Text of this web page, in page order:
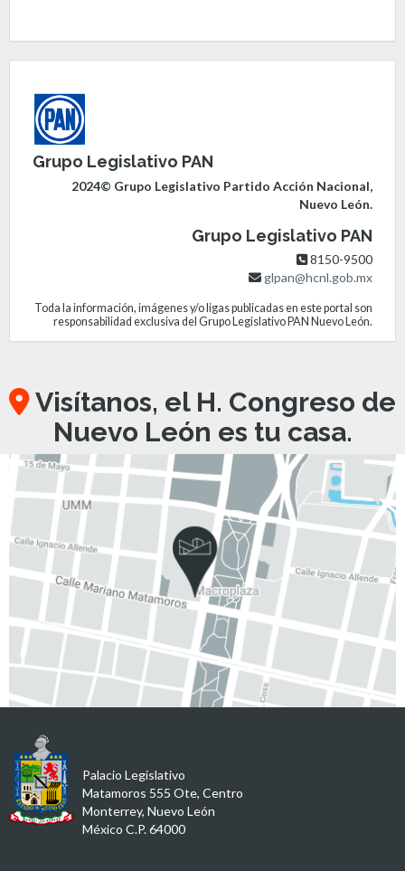
Grupo Legislativo PAN
2024© Grupo Legislativo Partido Acción Nacional,
Nuevo León.
Grupo Legislativo PAN
8150-9500
glpan@hcnl.gob.mx
Toda la información, imágenes y/o ligas publicadas en este portal son
responsabilidad exclusiva del Grupo Legislativo PAN Nuevo León.
Visítanos, el H. Congreso de
Nuevo León es tu casa.
Palacio Legislativo
Matamoros 555 Ote, Centro
Monterrey, Nuevo León
México C.P. 64000